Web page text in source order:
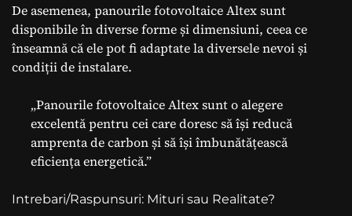
De asemenea, panourile fotovoltaice Altex sunt
disponibile în diverse forme și dimensiuni, ceea ce
înseamnă că ele pot fi adaptate la diversele nevoi și
condiții de instalare.
„Panourile fotovoltaice Altex sunt o alegere
excelentă pentru cei care doresc să își reducă
amprenta de carbon și să își îmbunătățească
eficiența energetică.”
Intrebari/Raspunsuri: Mituri sau Realitate?